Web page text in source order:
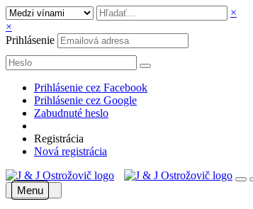
×
×
Prihlásenie
Prihlásenie cez Facebook
Prihlásenie cez Google
Zabudnuté heslo
Registrácia
Nová registrácia
Menu